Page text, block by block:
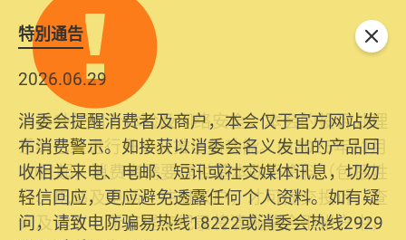
特別通告
2026.06.29
消委会提醒消费者及商户，本会仅于官方网站发
布消费警示。如接获以消委会名义发出的产品回
收相关来电、电邮、短讯或社交媒体讯息，切勿
轻信回应，更应避免透露任何个人资料。如有疑
问，请致电防骗易热线18222或消委会热线2929
2025.10.31
为提升使用者体验及网络安全，本会的投诉处理
系统已经进行升级及推出新功能。由2025年11月
10日起，消费者需要提供基本联络资料（包括姓
名、电邮及电话）注册帐户，才可提交投诉、查
询及建议。所有提交纪录将清晰整合于帐户中，
关闭